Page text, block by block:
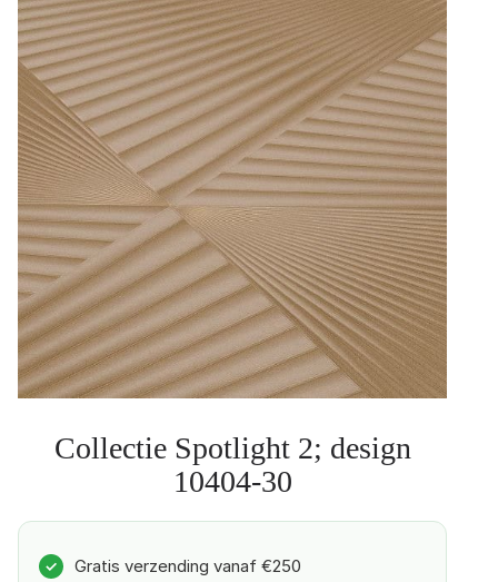
Collectie Spotlight 2; design
10404-30
✓ Gratis verzending vanaf €250